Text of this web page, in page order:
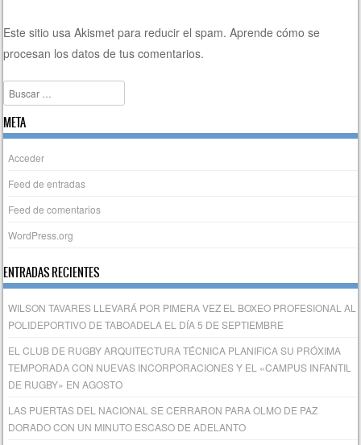
Este sitio usa Akismet para reducir el spam.Aprende cómo se
procesan los datos de tus comentarios.
Buscar
META
Acceder
Feed de entradas
Feed de comentarios
WordPress.org
ENTRADAS RECIENTES
WILSON TAVARES LLEVARÁ POR PIMERA VEZ EL BOXEO PROFESIONAL AL
POLIDEPORTIVO DE TABOADELA EL DÍA 5 DE SEPTIEMBRE
EL CLUB DE RUGBY ARQUITECTURA TÉCNICA PLANIFICA SU PRÓXIMA
TEMPORADA CON NUEVAS INCORPORACIONES Y EL «CAMPUS INFANTIL
DE RUGBY» EN AGOSTO
LAS PUERTAS DEL NACIONAL SE CERRARON PARA OLMO DE PAZ
DORADO CON UN MINUTO ESCASO DE ADELANTO